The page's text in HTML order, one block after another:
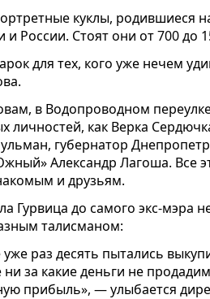
куклы, родившиеся
и России. Стоят они от 700 до
для тех, кого уже нечем
в Водопроводном
личностей, как Верка
губернатор
Александр Лагоша. Все
и друзьям.
Гурвица до самого экс-мэра
талисманом:
уже раз десять пытались
за какие деньги не
прибыль», — улыбается